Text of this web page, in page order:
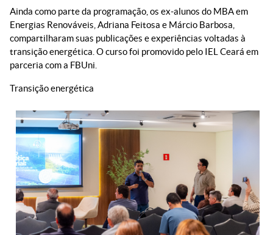
Ainda como parte da programação, os ex-alunos do MBA em
Energias Renováveis, Adriana Feitosa e Márcio Barbosa,
compartilharam suas publicações e experiências voltadas à
transição energética. O curso foi promovido pelo IEL Ceará em
parceria com a FBUni.
Transição energética